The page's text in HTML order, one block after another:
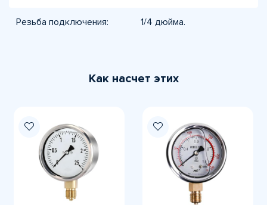
Резьба подключения: 1/4 дюйма.
Как насчет этих